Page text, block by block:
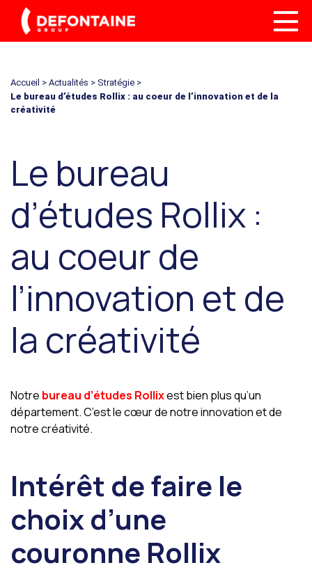
Accueil > Actualités > Stratégie >
Le bureau d’études Rollix : au coeur de l’innovation et de la
créativité
Le bureau
d’études Rollix :
au coeur de
l’innovation et de
la créativité
Notre bureau d’études Rollixest bien plus qu’un
département. C’est le cœur de notre innovation et de
notre créativité.
Intérêt de faire le
choix d’une
couronne Rollix